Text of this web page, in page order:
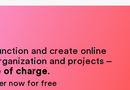
and create online
and projects –
of charge.
now for free